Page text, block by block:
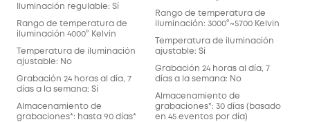
Iluminación regulable: Sí
Rango de temperatura de
iluminación 4000° Kelvin
Temperatura de iluminación
ajustable: No
Grabación 24 horas al día, 7
días a la semana: Sí
Almacenamiento de
grabaciones*: hasta 90 días*
Rango de temperatura de
iluminación: 3000°~5700 Kelvin
Temperatura de iluminación
ajustable: Sí
Grabación 24 horas al día, 7
días a la semana: No
Almacenamiento de
grabaciones*: 30 días (basado
en 45 eventos por día)